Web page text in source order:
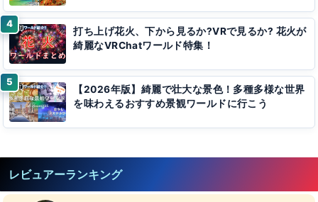
打ち上げ花火、下から見るか?VRで見るか? 花火が
綺麗なVRChatワールド特集！
【2026年版】綺麗で壮大な景色！多種多様な世界
を味わえるおすすめ景観ワールドに行こう
レビュアーランキング